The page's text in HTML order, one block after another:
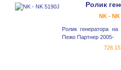
Ролик
NK -
Ролик генератора
Пежо Партнер 2005-
726.15